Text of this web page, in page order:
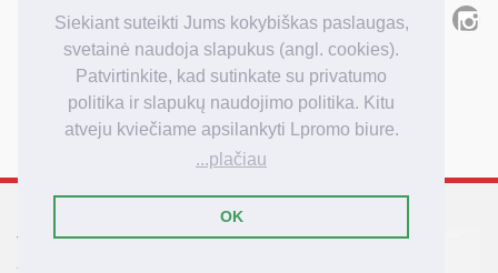
Siekiant suteikti Jums kokybiškas paslaugas,
svetainė naudoja slapukus (angl. cookies).
Patvirtinkite, kad sutinkate su privatumo
politika ir slapukų naudojimo politika. Kitu
atveju kviečiame apsilankyti Lpromo biure.
...plačiau
OK
Prisijungti/ Registruotis
Kaip užsakyti
Užsakymo apmokėjimas
Užsakymo pristatymas
Tarptautinis reklamos
agenturos Lpromo tinklas